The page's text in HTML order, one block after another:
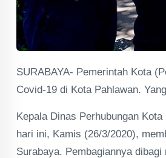
SURABAYA- Pemerintah Kota
Covid-19 di Kota Pahlawan.
Kepala Dinas Perhubungan
hari ini, Kamis (26/3/2020),
Surabaya. Pembagiannya